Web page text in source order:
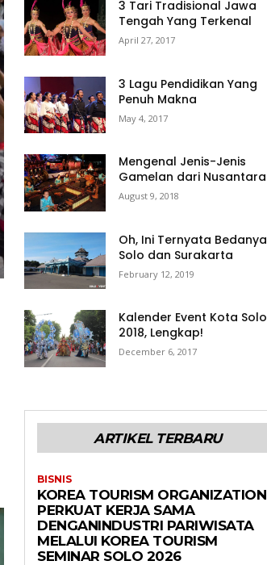
3 Tari Tradisional Jawa
Tengah Yang Terkenal
April 27, 2017
3 Lagu Pendidikan Yang
Penuh Makna
May 4, 2017
Mengenal Jenis-Jenis
Gamelan dari Nusantara
August 9, 2018
Oh, Ini Ternyata Bedanya
Solo dan Surakarta
February 12, 2019
Kalender Event Kota Solo
2018, Lengkap!
December 6, 2017
ARTIKEL TERBARU
BISNIS
KOREA TOURISM ORGANIZATION
PERKUAT KERJA SAMA
DENGANINDUSTRI PARIWISATA
MELALUI KOREA TOURISM
SEMINAR SOLO 2026